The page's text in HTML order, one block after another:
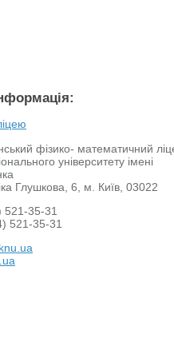
фізико- математичний
університету імені
Глушкова, 6, м. Київ, 03022
521-35-31
521-35-31